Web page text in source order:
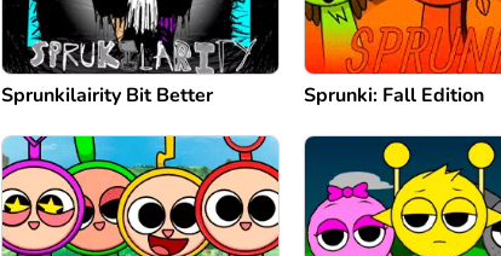
Sprunkilairity Bit Better Sprunki: Fall Edition